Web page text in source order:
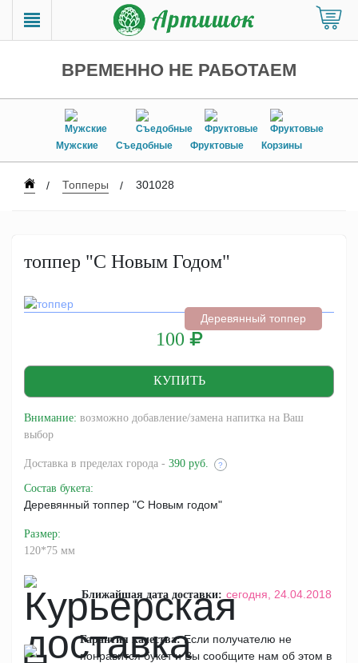
ВРЕМЕННО НЕ РАБОТАЕМ
Мужские Съедобные Фруктовые Корзины
Топперы 301028
Деревянный топпер
топпер "С Новым Годом"
100
Внимание: возможно добавление/замена напитка на Ваш
выбор
Доставка в пределах города - 390 руб. ?
Состав букета:
Деревянный топпер "С Новым годом"
Размер:
120*75 мм
Ближайшая дата доставки: сегодня, 24.04.2018
Гарантия качества:Если получателю не
понравится букет и Вы сообщите нам об этом в